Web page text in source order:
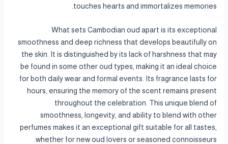
touches hearts and immortalizes memories.
What sets Cambodian oud apart is its exceptional
smoothness and deep richness that develops beautifully on
the skin. It is distinguished by its lack of harshness that may
be found in some other oud types, making it an ideal choice
for both daily wear and formal events. Its fragrance lasts for
hours, ensuring the memory of the scent remains present
throughout the celebration. This unique blend of
smoothness, longevity, and ability to blend with other
perfumes makes it an exceptional gift suitable for all tastes,
whether for new oud lovers or seasoned connoisseurs.